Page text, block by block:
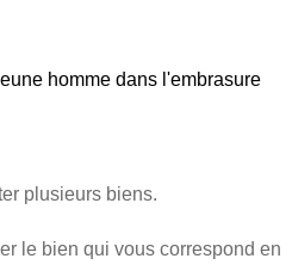
plusieurs biens.
le bien qui vous correspond en